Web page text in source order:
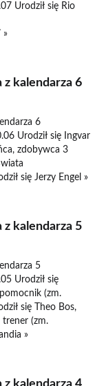
Urodził się Rio
»
z kalendarza 6
6
Urodził się Ingvar
zdobywca 3
się Jerzy Engel »
z kalendarza 5
5
Urodził się
(zm.
się Theo Bos,
trener (zm.
»